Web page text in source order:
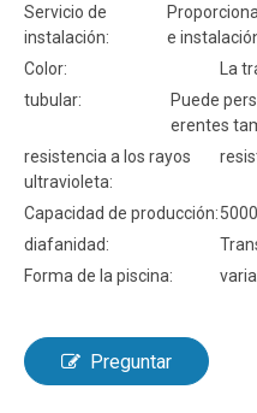
Servicio de
instalación:
e
Color:
La
tubular:
Puede
erentes
resistencia a los rayos
ultravioleta:
Capacidad de producción:
diafanidad:
Forma de la piscina:
Preguntar